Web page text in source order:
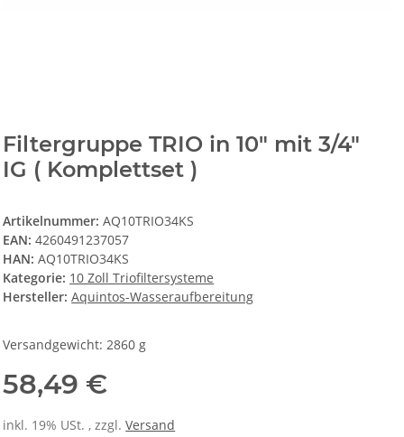
Filtergruppe TRIO in 10" mit 3/4"
IG ( Komplettset )
Artikelnummer:AQ10TRIO34KS
EAN: 4260491237057
HAN: AQ10TRIO34KS
Kategorie: 10 Zoll Triofiltersysteme
Hersteller: Aquintos-Wasseraufbereitung
Versandgewicht: 2860 g
58,49 €
inkl. 19% USt. , zzgl.Versand